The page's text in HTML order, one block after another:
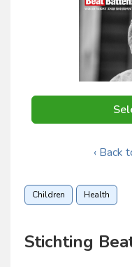
‹ Back
Children Health
Stichting